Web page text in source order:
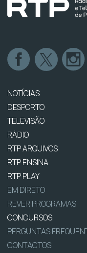
NOTÍCIAS
DESPORTO
TELEVISÃO
RÁDIO
RTP ARQUIVOS
RTP ENSINA
RTP PLAY
EM DIRETO
REVER PROGRAMAS
CONCURSOS
PERGUNTAS
CONTACTOS